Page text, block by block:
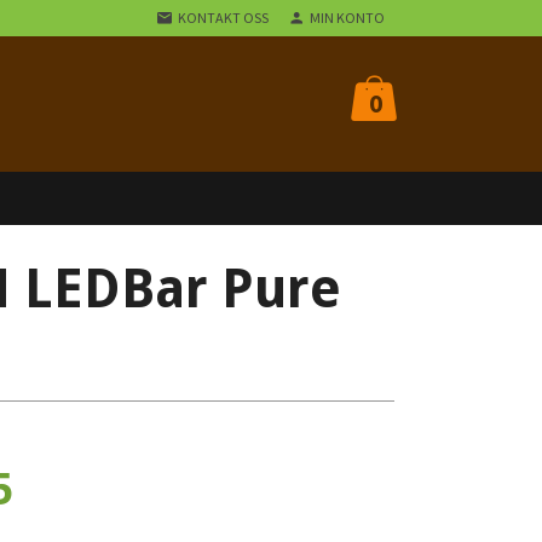
KONTAKT OSS MIN KONTO
0
LEDBar Pure